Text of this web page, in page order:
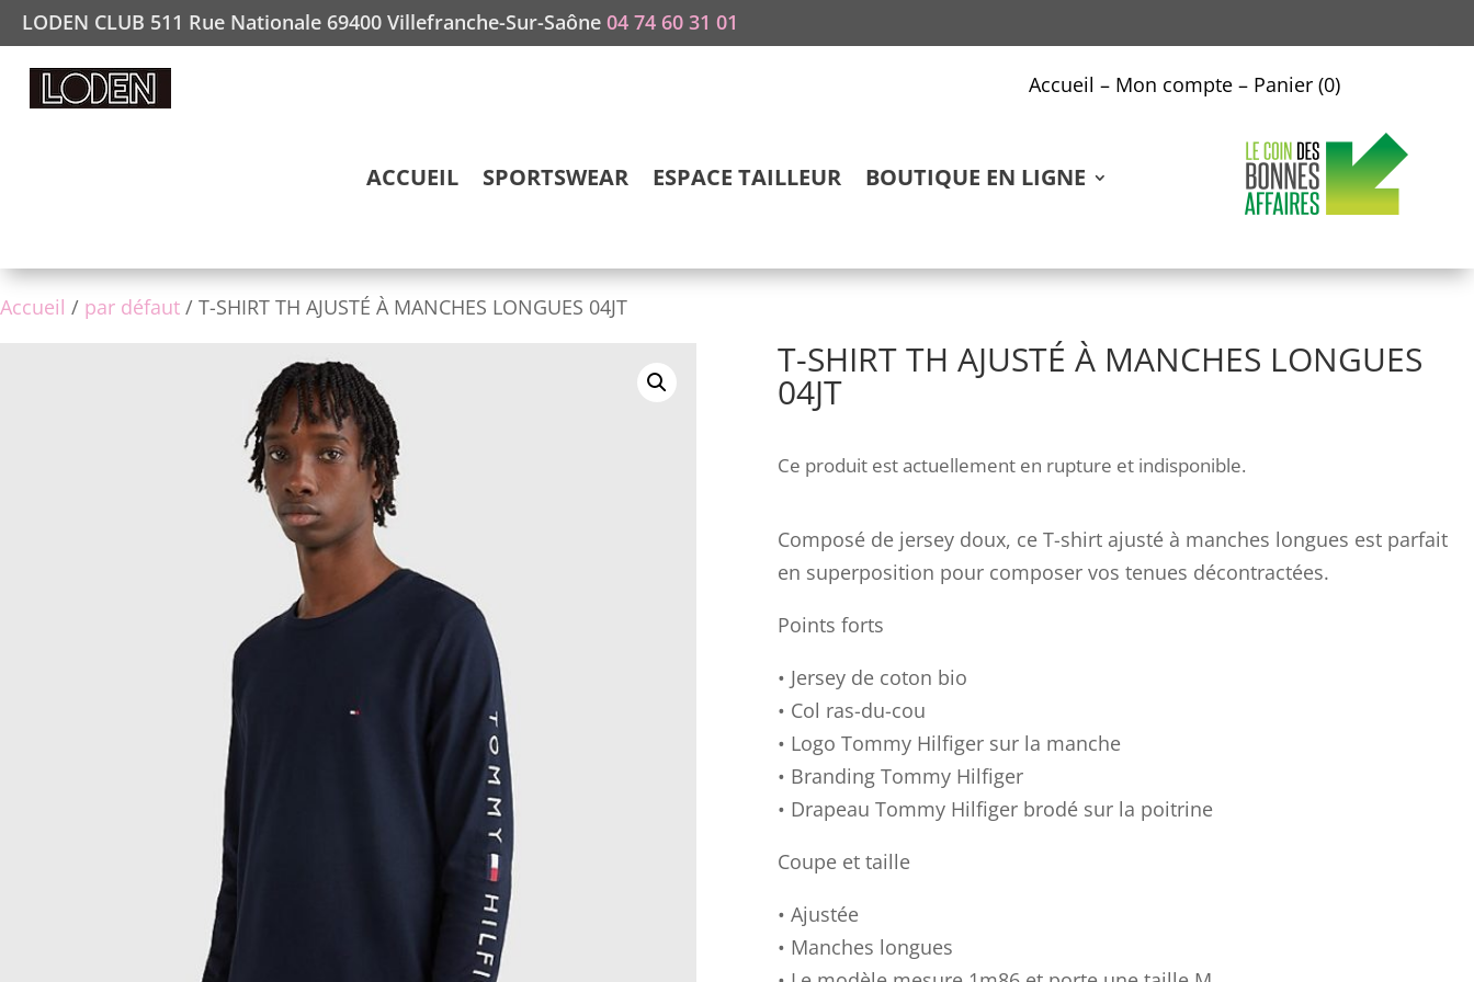
LODEN CLUB 511 Rue Nationale 69400 Villefranche-Sur-Saône 04 74 60 31 01
Accueil – Mon compte – Panier (0)
ACCUEIL SPORTSWEAR ESPACE TAILLEUR BOUTIQUE EN LIGNE
Accueil / par défaut / T-SHIRT TH AJUSTÉ À MANCHES LONGUES 04JT
T-SHIRT TH AJUSTÉ À MANCHES LONGUES
04JT
Ce produit est actuellement en rupture et indisponible.
Composé de jersey doux, ce T-shirt ajusté à manches longues est parfait
en superposition pour composer vos tenues décontractées.
Points forts
• Jersey de coton bio
• Col ras-du-cou
• Logo Tommy Hilfiger sur la manche
• Branding Tommy Hilfiger
• Drapeau Tommy Hilfiger brodé sur la poitrine
Coupe et taille
• Ajustée
• Manches longues